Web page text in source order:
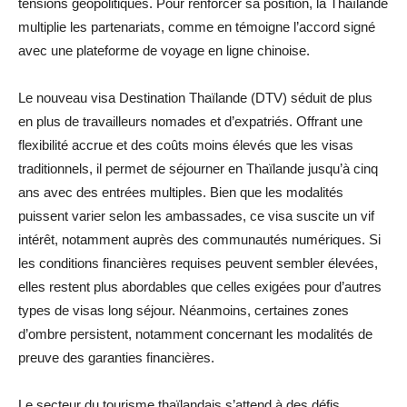
tensions géopolitiques. Pour renforcer sa position, la Thaïlande
multiplie les partenariats, comme en témoigne l’accord signé
avec une plateforme de voyage en ligne chinoise.
Le nouveau visa Destination Thaïlande (DTV) séduit de plus
en plus de travailleurs nomades et d’expatriés. Offrant une
flexibilité accrue et des coûts moins élevés que les visas
traditionnels, il permet de séjourner en Thaïlande jusqu’à cinq
ans avec des entrées multiples. Bien que les modalités
puissent varier selon les ambassades, ce visa suscite un vif
intérêt, notamment auprès des communautés numériques. Si
les conditions financières requises peuvent sembler élevées,
elles restent plus abordables que celles exigées pour d’autres
types de visas long séjour. Néanmoins, certaines zones
d’ombre persistent, notamment concernant les modalités de
preuve des garanties financières.